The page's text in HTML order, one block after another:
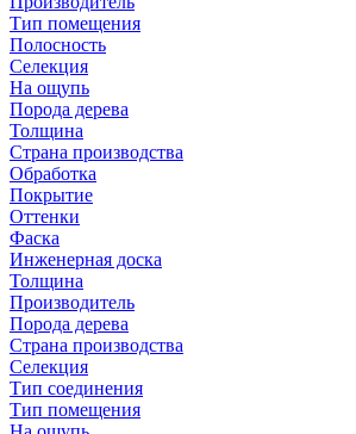
Тип помещения
Полосность
Селекция
На ощупь
Порода дерева
Толщина
Страна производства
Обработка
Покрытие
Оттенки
Фаска
Инженерная доска
Толщина
Производитель
Порода дерева
Страна производства
Селекция
Тип соединения
Тип помещения